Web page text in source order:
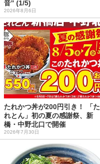
音” (1/5)
2026年8月6日
たれかつ丼が200円引き！ 「た
れとん」初の夏の感謝祭、新
橋・中野北口で開催
2026年7月30日